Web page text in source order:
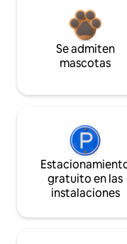
Se admiten
mascotas
gratuito en las
instalaciones